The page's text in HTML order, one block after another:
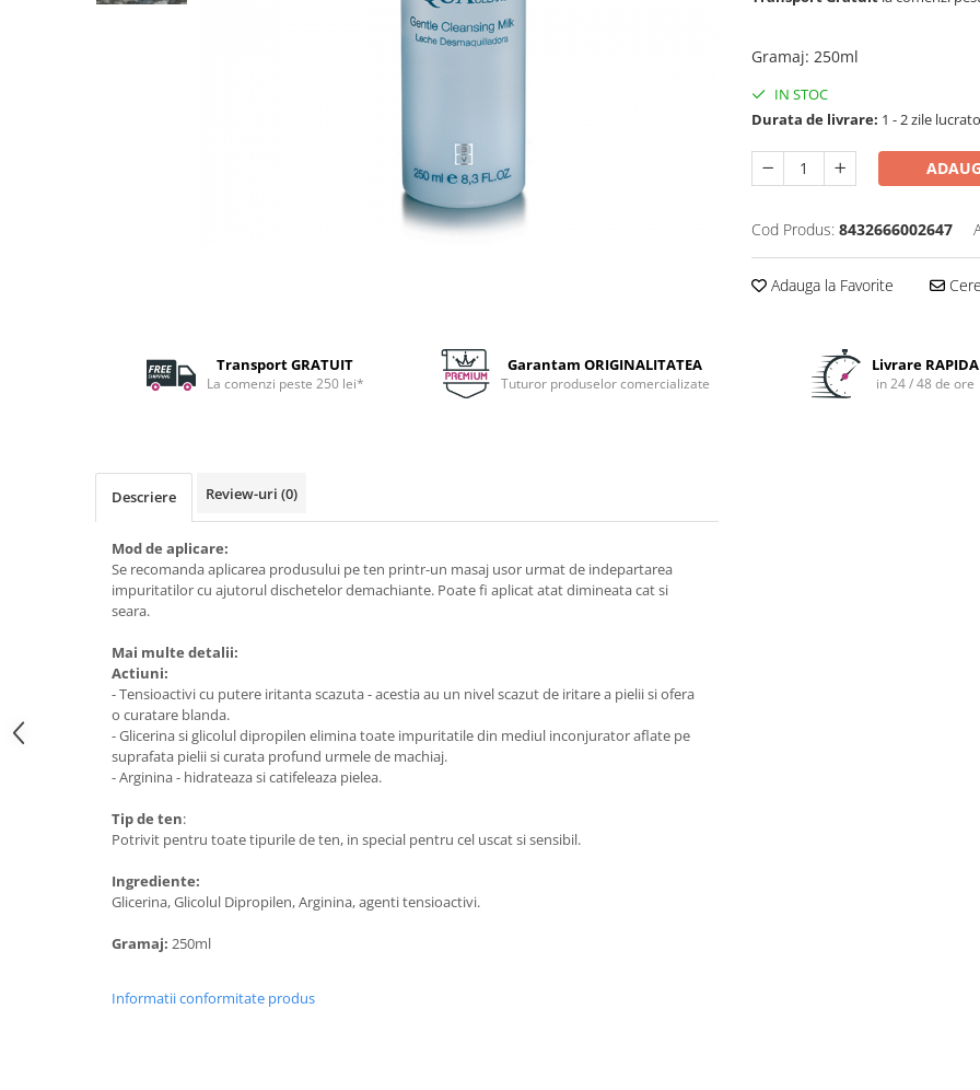
Fard de ochi
Pensule Profesionale
Gramaj: 250ml
IN STOC
Durata de livrare: 1 - 2 zile
Cod Produs: 8432666002647
Adauga la Favorite
Transport GRATUIT
La comenzi peste 250 lei*
Garantam ORIGINALITATEA
Tuturor produselor comercializate
Livrare RAPIDA
in 24 / 48 de ore
Descriere Review-uri (0)
Mod de aplicare:
Se recomanda aplicarea produsului pe ten printr-un masaj usor urmat de indepartarea
impuritatilor cu ajutorul dischetelor demachiante. Poate fi aplicat atat dimineata cat si
seara.
Mai multe detalii:
Actiuni:
- Tensioactivi cu putere iritanta scazuta - acestia au un nivel scazut de iritare a pielii si ofera
o curatare blanda.
- Glicerina si glicolul dipropilen elimina toate impuritatile din mediul inconjurator aflate pe
suprafata pielii si curata profund urmele de machiaj.
- Arginina - hidrateaza si catifeleaza pielea.
Tip de ten:
Potrivit pentru toate tipurile de ten, in special pentru cel uscat si sensibil.
Ingrediente:
Glicerina, Glicolul Dipropilen, Arginina, agenti tensioactivi.
Gramaj: 250ml
Informatii conformitate produs